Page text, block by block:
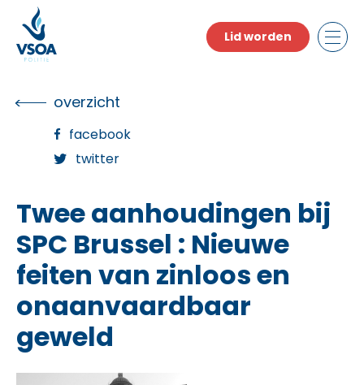
the
content
Lid worden
overzicht
facebook
twitter
Twee aanhoudingen bij
SPC Brussel : Nieuwe
feiten van zinloos en
onaanvaardbaar
geweld